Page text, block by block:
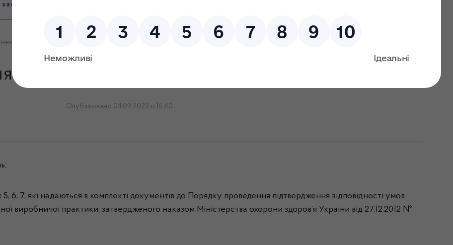
(крім АФІ)
Держлікслужби щодо деяких питань
Держлікслужби щодо деяких питань
Опубліковано 04.09.2023 о 16:40
6, 7, які надаються в комплекті документів до Порядку проведення підтвердження відповідності умов
виробничої практики, затвердженого наказом Міністерства охорони здоров’я України від 27.12.2012 №